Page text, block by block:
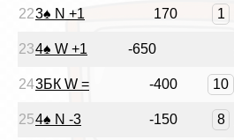
223♠ N +1 170 1
234♠ W +1 -650
243БК W = -400 10
254♠ N -3 -150 8